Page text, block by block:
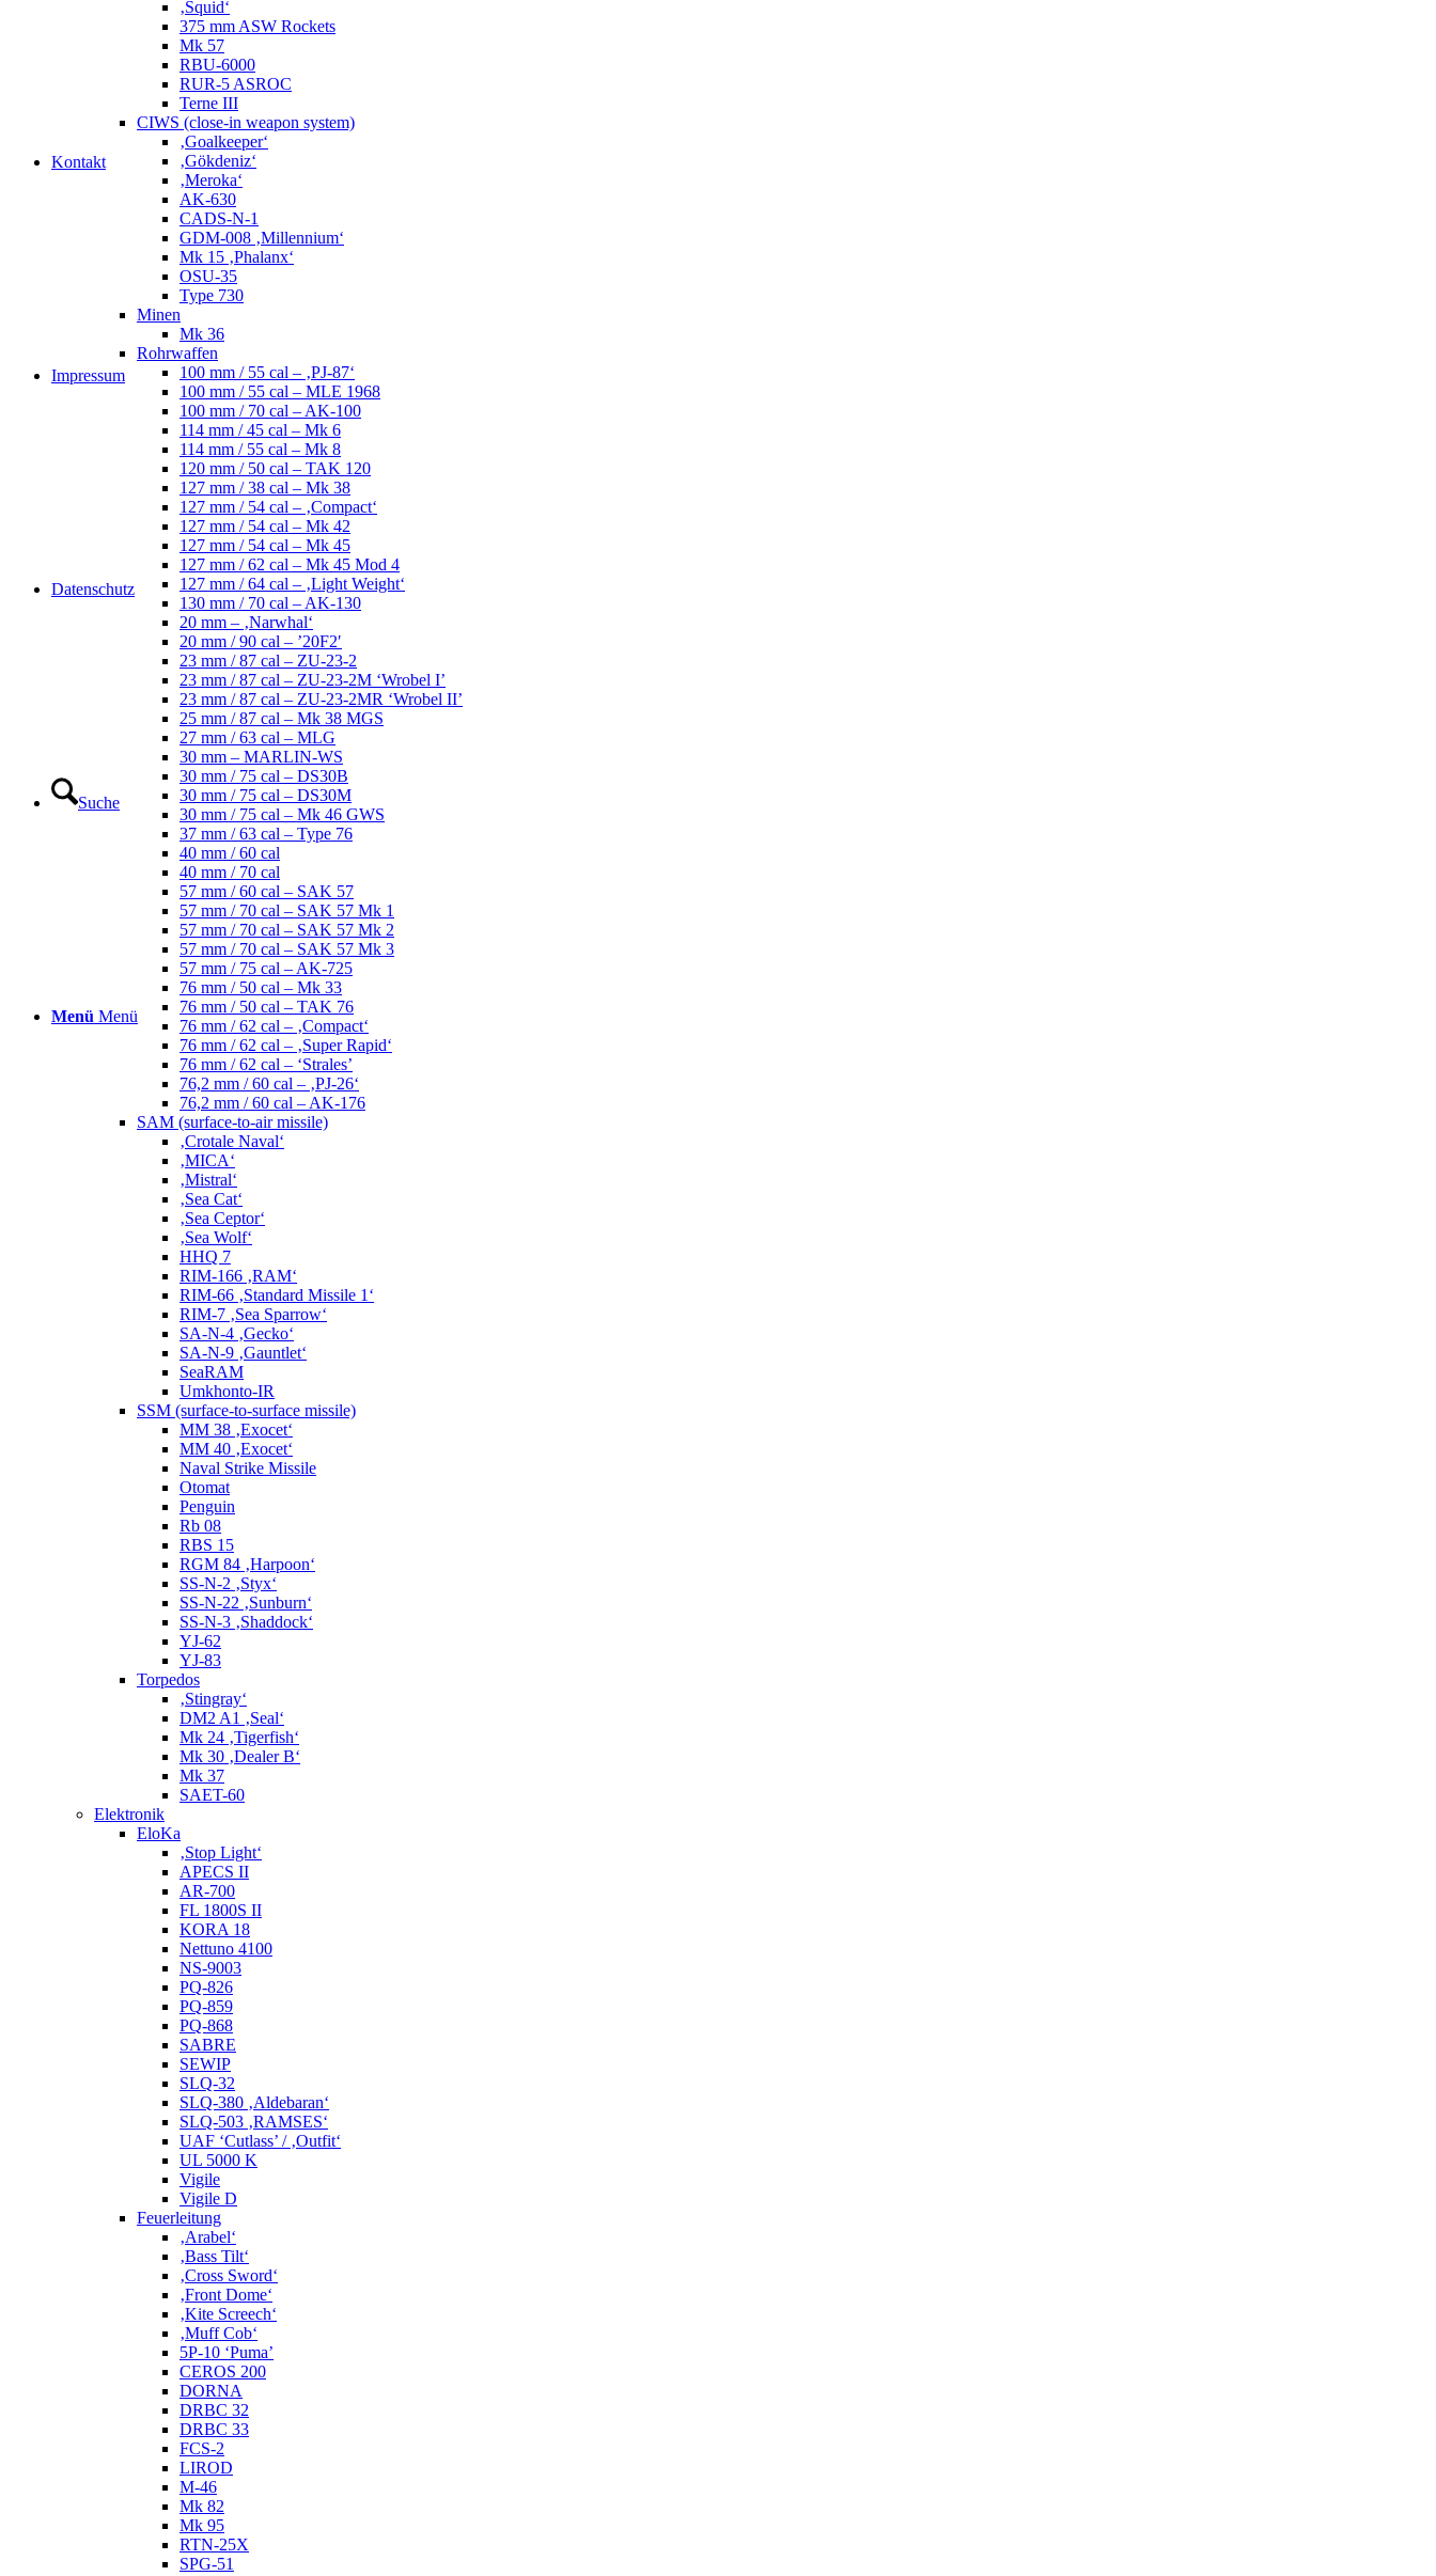
Kontakt
Impressum
Datenschutz
Suche
Menü Menü
‚Squid‘
375 mm ASW Rockets
Mk 57
RBU-6000
RUR-5 ASROC
Terne III
CIWS (close-in weapon system)
‚Goalkeeper‘
‚Gökdeniz‘
‚Meroka‘
AK-630
CADS-N-1
GDM-008 ‚Millennium‘
Mk 15 ‚Phalanx‘
OSU-35
Type 730
Minen
Mk 36
Rohrwaffen
100 mm / 55 cal – ‚PJ-87‘
100 mm / 55 cal – MLE 1968
100 mm / 70 cal – AK-100
114 mm / 45 cal – Mk 6
114 mm / 55 cal – Mk 8
120 mm / 50 cal – TAK 120
127 mm / 38 cal – Mk 38
127 mm / 54 cal – ‚Compact‘
127 mm / 54 cal – Mk 42
127 mm / 54 cal – Mk 45
127 mm / 62 cal – Mk 45 Mod 4
127 mm / 64 cal – ‚Light Weight‘
130 mm / 70 cal – AK-130
20 mm – ‚Narwhal‘
20 mm / 90 cal – ’20F2′
23 mm / 87 cal – ZU-23-2
23 mm / 87 cal – ZU-23-2M ‘Wrobel I’
23 mm / 87 cal – ZU-23-2MR ‘Wrobel II’
25 mm / 87 cal – Mk 38 MGS
27 mm / 63 cal – MLG
30 mm – MARLIN-WS
30 mm / 75 cal – DS30B
30 mm / 75 cal – DS30M
30 mm / 75 cal – Mk 46 GWS
37 mm / 63 cal – Type 76
40 mm / 60 cal
40 mm / 70 cal
57 mm / 60 cal – SAK 57
57 mm / 70 cal – SAK 57 Mk 1
57 mm / 70 cal – SAK 57 Mk 2
57 mm / 70 cal – SAK 57 Mk 3
57 mm / 75 cal – AK-725
76 mm / 50 cal – Mk 33
76 mm / 50 cal – TAK 76
76 mm / 62 cal – ‚Compact‘
76 mm / 62 cal – ‚Super Rapid‘
76 mm / 62 cal – ‘Strales’
76,2 mm / 60 cal – ‚PJ-26‘
76,2 mm / 60 cal – AK-176
SAM (surface-to-air missile)
‚Crotale Naval‘
‚MICA‘
‚Mistral‘
‚Sea Cat‘
‚Sea Ceptor‘
‚Sea Wolf‘
HHQ 7
RIM-166 ‚RAM‘
RIM-66 ‚Standard Missile 1‘
RIM-7 ‚Sea Sparrow‘
SA-N-4 ‚Gecko‘
SA-N-9 ‚Gauntlet‘
SeaRAM
Umkhonto-IR
SSM (surface-to-surface missile)
MM 38 ‚Exocet‘
MM 40 ‚Exocet‘
Naval Strike Missile
Otomat
Penguin
Rb 08
RBS 15
RGM 84 ‚Harpoon‘
SS-N-2 ‚Styx‘
SS-N-22 ‚Sunburn‘
SS-N-3 ‚Shaddock‘
YJ-62
YJ-83
Torpedos
‚Stingray‘
DM2 A1 ‚Seal‘
Mk 24 ‚Tigerfish‘
Mk 30 ‚Dealer B‘
Mk 37
SAET-60
Elektronik
EloKa
‚Stop Light‘
APECS II
AR-700
FL 1800S II
KORA 18
Nettuno 4100
NS-9003
PQ-826
PQ-859
PQ-868
SABRE
SEWIP
SLQ-32
SLQ-380 ‚Aldebaran‘
SLQ-503 ‚RAMSES‘
UAF ‘Cutlass’ / ‚Outfit‘
UL 5000 K
Vigile
Vigile D
Feuerleitung
‚Arabel‘
‚Bass Tilt‘
‚Cross Sword‘
‚Front Dome‘
‚Kite Screech‘
‚Muff Cob‘
5P-10 ‘Puma’
CEROS 200
DORNA
DRBC 32
DRBC 33
FCS-2
LIROD
M-46
Mk 82
Mk 95
RTN-25X
SPG-51